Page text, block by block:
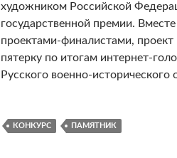
художником Российской
государственной премии.
проектами-финалистами,
пятерку по итогам интернет-
Русского военно-исторического
КОНКУРС ПАМЯТНИК